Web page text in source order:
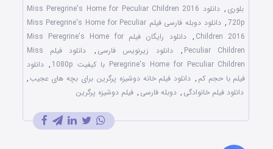
بلوری ,
دانلود Miss Peregrine's Home for Peculiar Children 2016
720p
,
دانلود دوبله فارسی فیلم Miss Peregrine's Home for Peculiar
Children 2016
,
دانلود رایگان فیلم Miss Peregrine's Home for
Peculiar Children
, دانلود زیرنویس فارسی ,
دانلود فیلم Miss
Peregrine's Home for Peculiar Children با کیفیت 1080p
, دانلود
فیلم با حجم کم , دانلود فیلم خانه دوشیزه پرگرین برای بچه های عجیب,
دانلود فیلم خانوادگی , دوبله فارسی , فیلم دوشیزه پرگرین